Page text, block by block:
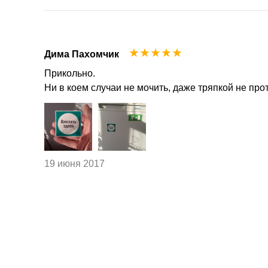
Дима Пахомчик ☆
☆
☆
☆
☆
Прикольно.
Ни в коем случаи не мочить, даже тряпкой не
19 июня 2017